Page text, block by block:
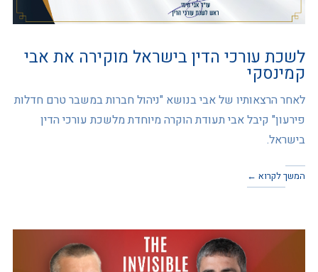
לשכת עורכי הדין בישראל מוקירה את אבי
קמינסקי
לאחר הרצאותיו של אבי בנושא "ניהול חברות במשבר טרם חדלות
פירעון" קיבל אבי תעודת הוקרה מיוחדת מלשכת עורכי הדין
בישראל.
המשך לקרוא ←